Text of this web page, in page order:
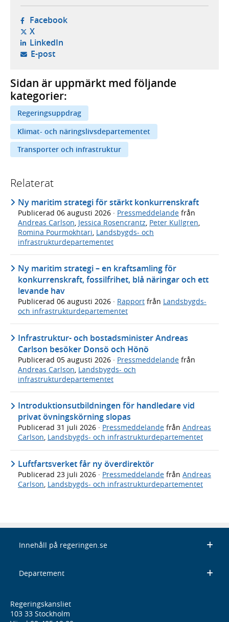
Facebook- öppnas i ny flik, extern webbplats,
X- öppnas i ny flik, extern webbplats,
LinkedIn- öppnas i ny flik, extern webbplats,
E-post- öppnar din e-postklient,
Sidan är uppmärkt med följande
kategorier:
Regeringsuppdrag
Klimat- och näringslivsdepartementet
Transporter och infrastruktur
Relaterat
Ny maritim strategi för stärkt konkurrenskraft
Publicerad 06 augusti 2026 · Pressmeddelande från
Andreas Carlson Jessica Rosencrantz Peter Kullgren
Romina Pourmokhtari Landsbygds- och
infrastrukturdepartementet
Ny maritim strategi – en kraftsamling för
konkurrenskraft, fossilfrihet, blå näringar och ett
levande hav
Publicerad 06 augusti 2026 · Rapport från Landsbygds-
och infrastrukturdepartementet
Infrastruktur- och bostadsminister Andreas
Carlson besöker Donsö och Hönö
Publicerad 05 augusti 2026 · Pressmeddelande från
Andreas Carlson, Landsbygds- och
infrastrukturdepartementet
Introduktionsutbildningen för handledare vid
privat övningskörning slopas
Publicerad 31 juli 2026 · Pressmeddelande från Andreas
Carlson, Landsbygds- och infrastrukturdepartementet
Luftfartsverket får ny överdirektör
Publicerad 23 juli 2026 · Pressmeddelande från Andreas
Carlson, Landsbygds- och infrastrukturdepartementet
Innehåll på regeringen.se
Departement
Regeringskansliet
103 33 Stockholm